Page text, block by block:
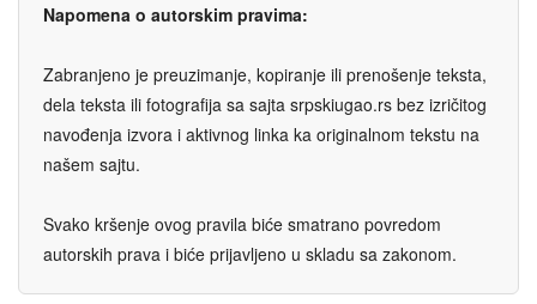
Napomena o autorskim pravima:
Zabranjeno je preuzimanje, kopiranje ili prenošenje teksta,
dela teksta ili fotografija sa sajta srpskiugao.rs bez izričitog
navođenja izvora i aktivnog linka ka originalnom tekstu na
našem sajtu.
Svako kršenje ovog pravila biće smatrano povredom
autorskih prava i biće prijavljeno u skladu sa zakonom.